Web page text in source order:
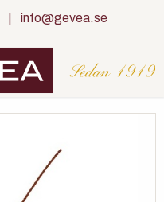
info@gevea.se